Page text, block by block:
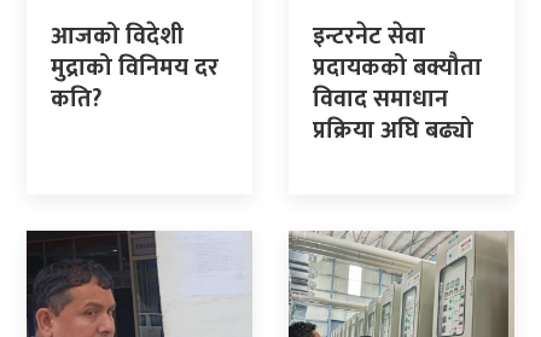
आजको विदेशी
मुद्राको विनिमय दर
कति?
इन्टरनेट सेवा
प्रदायकको बक्यौता
विवाद समाधान
प्रक्रिया अघि बढ्यो